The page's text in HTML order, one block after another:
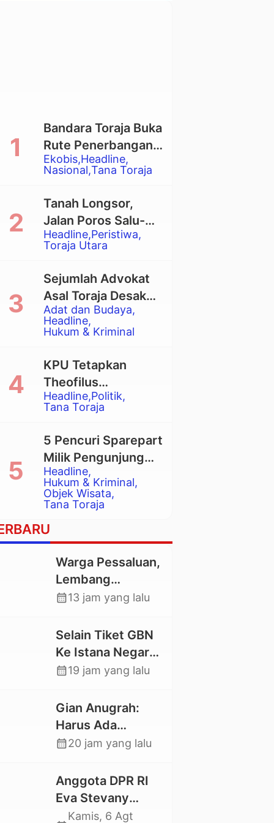
Ekobis Headline
Nasional Tana Toraja
Bandara Toraja Buka
Rute Penerbangan
Langsung Toraja-
Balikpapan
Headline Peristiwa
Toraja Utara
Tanah Longsor,
Jalan Poros Salu-
Dende’ Tertutup
Total
Adat dan Budaya
Headline
Hukum & Kriminal
Sejumlah Advokat
Asal Toraja Desak
Mahkamah Agung
Larang Penggunaan
Eksekusi Rumah
Adat Tongkonan
Headline Politik
Tana Toraja
KPU Tetapkan
Theofilus
Allorerung dan
Zadrak Tombe
sebagai Bupati dan
Wakil Bupati Tana
Toraja Terpilih
Headline
Hukum & Kriminal
Objek Wisata
Tana Toraja
5 Pencuri Sparepart
Milik Pengunjung
Objek Wisata
Pango-Pango
Ditangkap Polisi
Warga Pessaluan,
Lembang
Gandangbatu
Jalan Kabupaten
calendar_month13 jam yang lalu
Selain Tiket GBN
Ke Istana Negara,
Mahasiswa UKI
juga Lolos ke
Pekan Seni
Mahasiswa
calendar_month19 jam yang lalu
Gian Anugrah:
Harus Ada
Kepastian Hukum
Agar Keluarga
tidak Larut dalam
Trauma dan
calendar_month20 jam yang lalu
Anggota DPR RI
Eva Stevany
Rataba Salurkan
Kamis, 6 Agt